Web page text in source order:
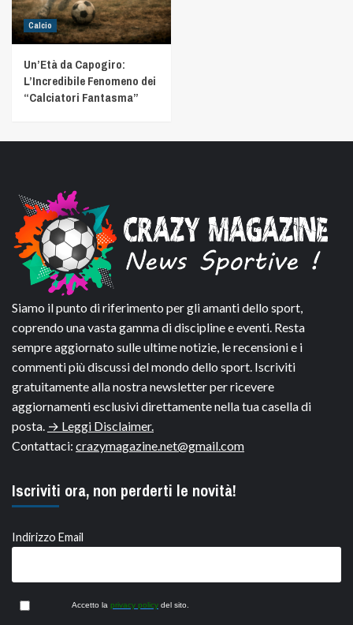
Calcio
Un’Età da Capogiro:
L’Incredibile Fenomeno dei
“Calciatori Fantasma”
Siamo il punto di riferimento per gli amanti dello sport,
coprendo una vasta gamma di discipline e eventi. Resta
sempre aggiornato sulle ultime notizie, le recensioni e i
commenti più discussi del mondo dello sport. Iscriviti
gratuitamente alla nostra newsletter per ricevere
aggiornamenti esclusivi direttamente nella tua casella di
posta. → Leggi Disclaimer.
Contattaci: crazymagazine.net@gmail.com
Iscriviti ora, non perderti le novità!
Indirizzo Email
Accetto la privacy policy del sito.